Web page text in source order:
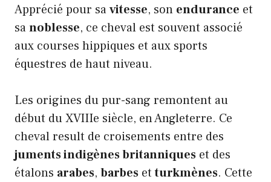
Apprécié pour savitesse, son endurance et
sanoblesse, ce cheval est souvent associé
aux courses hippiques et aux sports
équestres de haut niveau.
Les origines du pur-sang remontent au
début du XVIIIe siècle, en Angleterre. Ce
cheval result de croisements entre des
juments indigènes britanniques et des
étalons arabes, barbes etturkmènes. Cette